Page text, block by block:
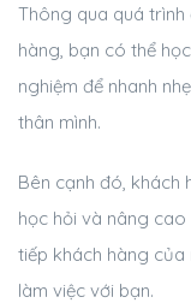
Thông qua quá
hàng, bạn có thể
nghiệm để nhanh
thân mình.
Bên cạnh đó, khách
học hỏi và nâng
tiếp khách hàng của
làm việc với bạn.